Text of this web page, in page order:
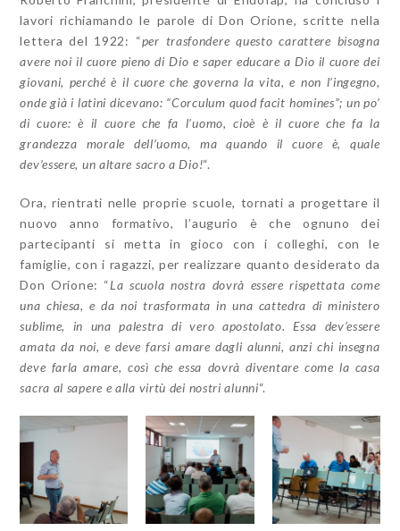
lavori richiamando le parole di Don Orione, scritte nella
lettera del 1922: “per trasfondere questo carattere bisogna
avere noi il cuore pieno di Dio e saper educare a Dio il cuore dei
giovani, perché è il cuore che governa la vita, e non l’ingegno,
onde già i latini dicevano: “Corculum quod facit homines”; un po’
di cuore: è il cuore che fa l’uomo, cioè è il cuore che fa la
grandezza morale dell’uomo, ma quando il cuore è, quale
dev’essere, un altare sacro a Dio!“.
Ora, rientrati nelle proprie scuole, tornati a progettare il
nuovo anno formativo, l’augurio è che ognuno dei
partecipanti si metta in gioco con i colleghi, con le
famiglie, con i ragazzi, per realizzare quanto desiderato da
Don Orione: “La scuola nostra dovrà essere rispettata come
una chiesa, e da noi trasformata in una cattedra di ministero
sublime, in una palestra di vero apostolato. Essa dev’essere
amata da noi, e deve farsi amare dagli alunni, anzi chi insegna
deve farla amare, così che essa dovrà diventare come la casa
sacra al sapere e alla virtù dei nostri alunni“.